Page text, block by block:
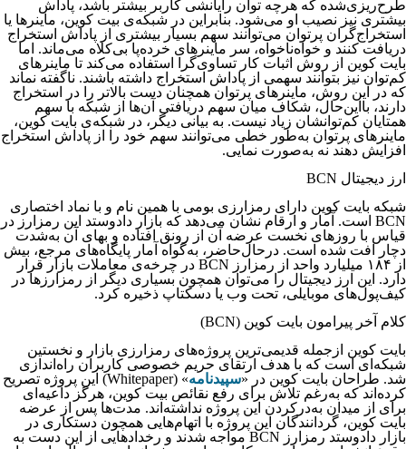
طرح‌ریزی‌شده که هرچه توان رایانشی کاربر بیشتر باشد، پاداش
بیشتری نیز نصیب او می‌شود. بنابراین در شبکه‌ی بیت کوین، ماینرها یا
استخراج‌گران پرتوان می‌توانند سهم بسیار بیشتری از پاداش استخراج
دریافت کنند و خواه‌ناخواه، سر ماینرهای خرده‌پا بی‌کلاه می‌ماند. اما
بایت کوین از روش اثبات کار تساوی‌گرا استفاده می‌کند تا ماینرهای
کم‌توان نیز بتوانند سهمی از پاداش استخراج داشته باشند. ناگفته نماند
که در این روش، ماینرهای پرتوان همچنان دست بالاتر را در استخراج
دارند، بااین‌حال، شکاف میان سهم دریافتی آن‌ها از شبکه با سهم
همتایان کم‌توانشان زیاد نیست. به بیانی دیگر، در شبکه‌ی بایت کوین،
ماینرهای پرتوان به‌طور خطی می‌توانند سهم خود را از پاداش استخراج
افزایش دهند نه به‌صورت نمایی.
ارز دیجیتال BCN
شبکه بایت کوین دارای رمزارزی بومی با همین نام و با نماد اختصاری
BCN است. آمار و ارقام نشان می‌دهد که بازار دادوستد این رمزارز در
قیاس با روزهای نخست عرضه آن از رونق افتاده و بهای آن به‌شدت
دچار افت شده است. درحال‌حاضر، به‌گواه آمار پایگاه‌های مرجع، بیش
از ۱۸۴ میلیارد واحد از رمزارز BCN در چرخه‌ی معاملات بازار قرار
دارد. این ارز دیجیتال را می‌توان همچون بسیاری دیگر از رمزارزها در
کیف‌پول‌های موبایلی، تحت وب یا دسکتاپ ذخیره کرد.
کلام آخر پیرامون بایت کوین (BCN)
بایت کوین ازجمله قدیمی‌ترین پروژه‌های رمزارزی بازار و نخستین
شبکه‌ای است که با هدف ارتقای حریم خصوصی کاربران راه‌اندازی
شد. طراحان بایت کوین در «سپیدنامه
» (Whitepaper) این پروژه تصریح
کرده‌اند که به‌رغم تلاش برای رفع نقائص بیت کوین، هرگز داعیه‌ای
برای از میدان به‌درکردن این پروژه نداشته‌اند. مدت‌ها پس از عرضه
بایت کوین، گردانندگان این پروژه با اتهام‌هایی همچون دستکاری در
بازار دادوستد رمزارز BCN مواجه شدند و رخدادهایی از این دست به